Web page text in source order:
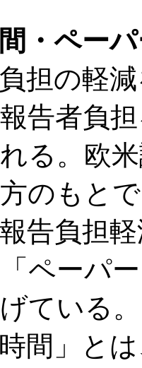
・ペー
担の軽
告者負
る。欧
のもと
告負担
ペーパ
ている。
時間」と